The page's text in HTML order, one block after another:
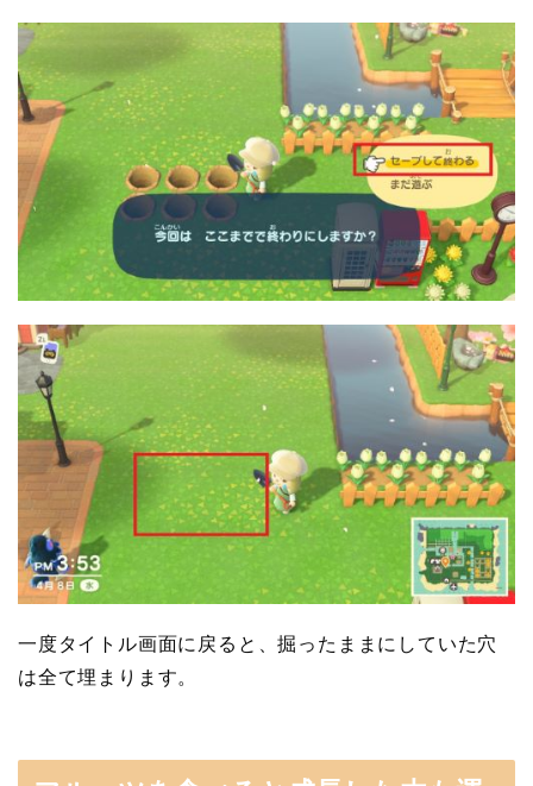
一度タイトル画面に戻ると、掘ったままにしていた穴
は全て埋まります。